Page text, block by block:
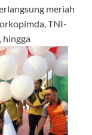
meriah
TNI-
hingga